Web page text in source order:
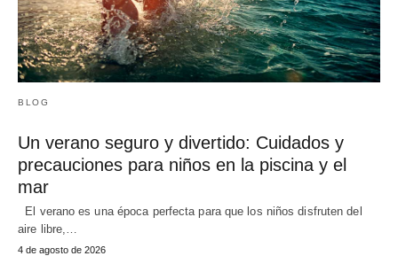
BLOG
Un verano seguro y divertido: Cuidados y
precauciones para niños en la piscina y el
mar
El verano es una época perfecta para que los niños disfruten del
aire libre,…
4 de agosto de 2026